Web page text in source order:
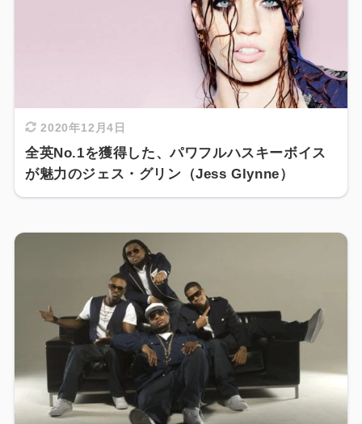
2020年12月4日
全英No.1を獲得した、パワフルハスキーボイス
が魅力のジェス・グリン（Jess Glynne）